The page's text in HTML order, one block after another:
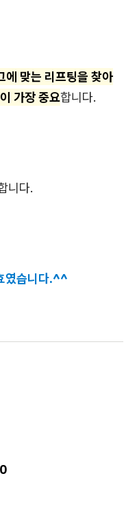
에 맞는 리프팅을 찾아
가장 중요합니다.
니다.
였습니다.^^